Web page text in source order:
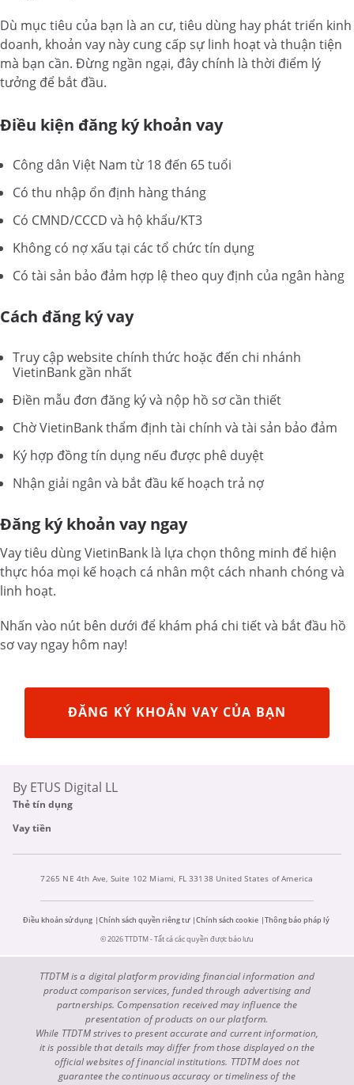
Dù mục tiêu của bạn là an cư, tiêu dùng hay phát triển kinh
doanh, khoản vay này cung cấp sự linh hoạt và thuận tiện
mà bạn cần. Đừng ngần ngại, đây chính là thời điểm lý
tưởng để bắt đầu.
Điều kiện đăng ký khoản vay
Công dân Việt Nam từ 18 đến 65 tuổi
Có thu nhập ổn định hàng tháng
Có CMND/CCCD và hộ khẩu/KT3
Không có nợ xấu tại các tổ chức tín dụng
Có tài sản bảo đảm hợp lệ theo quy định của ngân hàng
Cách đăng ký vay
Truy cập website chính thức hoặc đến chi nhánh
VietinBank gần nhất
Điền mẫu đơn đăng ký và nộp hồ sơ cần thiết
Chờ VietinBank thẩm định tài chính và tài sản bảo đảm
Ký hợp đồng tín dụng nếu được phê duyệt
Nhận giải ngân và bắt đầu kế hoạch trả nợ
Đăng ký khoản vay ngay
Vay tiêu dùng VietinBank là lựa chọn thông minh để hiện
thực hóa mọi kế hoạch cá nhân một cách nhanh chóng và
linh hoạt.
Nhấn vào nút bên dưới để khám phá chi tiết và bắt đầu hồ
sơ vay ngay hôm nay!
ĐĂNG KÝ KHOẢN VAY CỦA BẠN
By ETUS Digital LL
Thẻ tín dụng
Vay tiền
7265 NE 4th Ave, Suite 102 Miami, FL 33138 United States of America
Điều khoản sử dụng Chính sách quyền riêng tư Chính sách cookie
Thông báo pháp lý
© 2026 TTDTM - Tất cả các quyền được bảo lưu
TTDTM is a digital platform providing financial information and
product comparison services, funded through advertising and
partnerships. Compensation received may influence the
presentation of products on our platform.
While TTDTM strives to present accurate and current information,
it is possible that details may differ from those displayed on the
official websites of financial institutions. TTDTM does not
guarantee the continuous accuracy or timeliness of the